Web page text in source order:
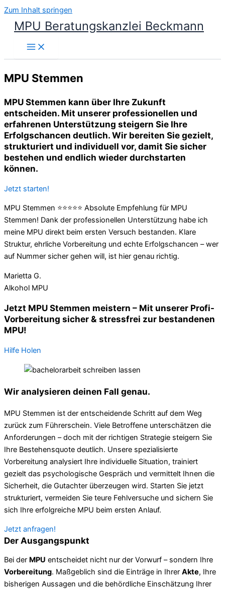
Zum Inhalt springen
MPU Beratungskanzlei Beckmann
MPU Stemmen
MPU Stemmen kann über Ihre Zukunft
entscheiden. Mit unserer professionellen und
erfahrenen Unterstützung steigern Sie Ihre
Erfolgschancen deutlich. Wir bereiten Sie gezielt,
strukturiert und individuell vor, damit Sie sicher
bestehen und endlich wieder durchstarten
können.
Jetzt starten!
MPU Stemmen ⭐⭐⭐⭐⭐ Absolute Empfehlung für MPU
Stemmen! Dank der professionellen Unterstützung habe ich
meine MPU direkt beim ersten Versuch bestanden. Klare
Struktur, ehrliche Vorbereitung und echte Erfolgschancen – wer
auf Nummer sicher gehen will, ist hier genau richtig.
Marietta G.
Alkohol MPU
Jetzt MPU Stemmen meistern – Mit unserer Profi-
Vorbereitung sicher & stressfrei zur bestandenen
MPU!
Hilfe Holen
Wir analysieren deinen Fall genau.
MPU Stemmen ist der entscheidende Schritt auf dem Weg
zurück zum Führerschein. Viele Betroffene unterschätzen die
Anforderungen – doch mit der richtigen Strategie steigern Sie
Ihre Bestehensquote deutlich. Unsere spezialisierte
Vorbereitung analysiert Ihre individuelle Situation, trainiert
gezielt das psychologische Gespräch und vermittelt Ihnen die
Sicherheit, die Gutachter überzeugen wird. Starten Sie jetzt
strukturiert, vermeiden Sie teure Fehlversuche und sichern Sie
sich Ihre erfolgreiche MPU beim ersten Anlauf.
Jetzt anfragen!
Der Ausgangspunkt
Bei der MPU entscheidet nicht nur der Vorwurf – sondern Ihre
Vorbereitung. Maßgeblich sind die Einträge in Ihrer Akte, Ihre
bisherigen Aussagen und die behördliche Einschätzung Ihrer